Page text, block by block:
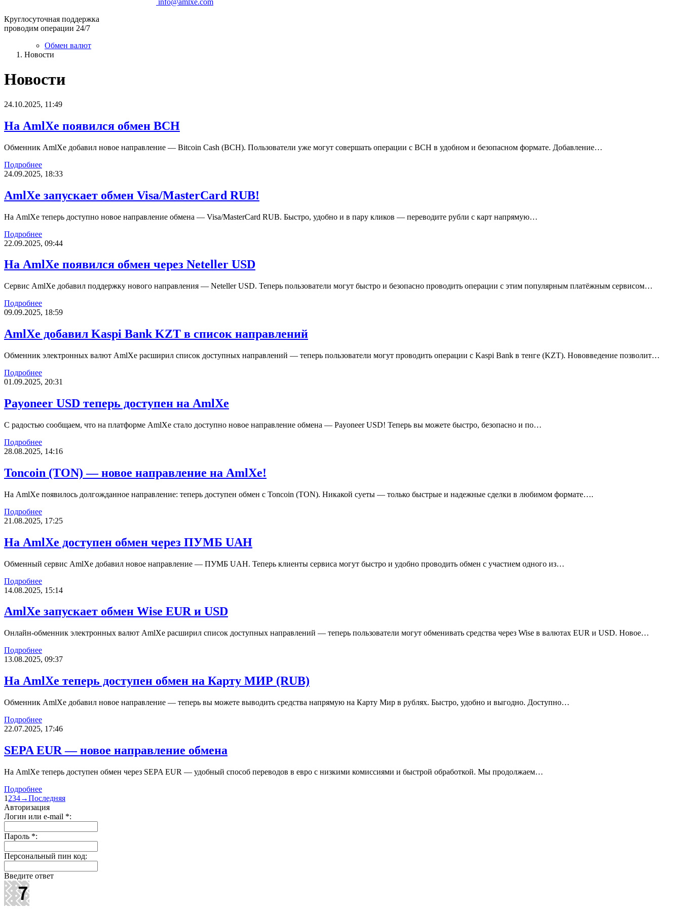
info@amlxe.com
Круглосуточная поддержка
проводим операции 24/7
Обмен валют
Новости
Новости
24.10.2025, 11:49
На AmlXe появился обмен BCH
Обменник AmlXe добавил новое направление — Bitcoin Cash (BCH). Пользователи уже могут совершать операции с BCH в удобном и безопасном формате. Добавление…
Подробнее
24.09.2025, 18:33
AmlXe запускает обмен Visa/MasterCard RUB!
На AmlXe теперь доступно новое направление обмена — Visa/MasterCard RUB. Быстро, удобно и в пару кликов — переводите рубли с карт напрямую…
Подробнее
22.09.2025, 09:44
На AmlXe появился обмен через Neteller USD
Сервис AmlXe добавил поддержку нового направления — Neteller USD. Теперь пользователи могут быстро и безопасно проводить операции с этим популярным платёжным сервисом…
Подробнее
09.09.2025, 18:59
AmlXe добавил Kaspi Bank KZT в список направлений
Обменник электронных валют AmlXe расширил список доступных направлений — теперь пользователи могут проводить операции с Kaspi Bank в тенге (KZT). Нововведение позволит…
Подробнее
01.09.2025, 20:31
Payoneer USD теперь доступен на AmlXe
С радостью сообщаем, что на платформе AmlXe стало доступно новое направление обмена — Payoneer USD! Теперь вы можете быстро, безопасно и по…
Подробнее
28.08.2025, 14:16
Toncoin (TON) — новое направление на AmlXe!
На AmlXe появилось долгожданное направление: теперь доступен обмен с Toncoin (TON). Никакой суеты — только быстрые и надежные сделки в любимом формате….
Подробнее
21.08.2025, 17:25
На AmlXe доступен обмен через ПУМБ UAH
Обменный сервис AmlXe добавил новое направление — ПУМБ UAH. Теперь клиенты сервиса могут быстро и удобно проводить обмен с участием одного из…
Подробнее
14.08.2025, 15:14
AmlXe запускает обмен Wise EUR и USD
Онлайн-обменник электронных валют AmlXe расширил список доступных направлений — теперь пользователи могут обменивать средства через Wise в валютах EUR и USD. Новое…
Подробнее
13.08.2025, 09:37
На AmlXe теперь доступен обмен на Карту МИР (RUB)
Обменник AmlXe добавил новое направление — теперь вы можете выводить средства напрямую на Карту Мир в рублях. Быстро, удобно и выгодно. Доступно…
Подробнее
22.07.2025, 17:46
SEPA EUR — новое направление обмена
На AmlXe теперь доступен обмен через SEPA EUR — удобный способ переводов в евро с низкими комиссиями и быстрой обработкой. Мы продолжаем…
Подробнее
1 234→Последняя
Авторизация
Логин или e-mail *:
Пароль *:
Персональный пин код:
Введите ответ